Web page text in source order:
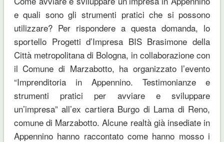
e quali sono gli strumenti pratici che si possono
utilizzare? Per rispondere a questa domanda, lo
sportello Progetti d’Impresa BIS Brasimone della
Città metropolitana di Bologna, in collaborazione con
il Comune di Marzabotto, ha organizzato l’evento
“Imprenditoria in Appennino. Testimonianze e
strumenti pratici per avviare e sviluppare
un’impresa” all’ex cartiera Burgo di Lama di Reno,
comune di Marzabotto. Alcune realtà già insediate in
Appennino hanno raccontato come hanno mosso i